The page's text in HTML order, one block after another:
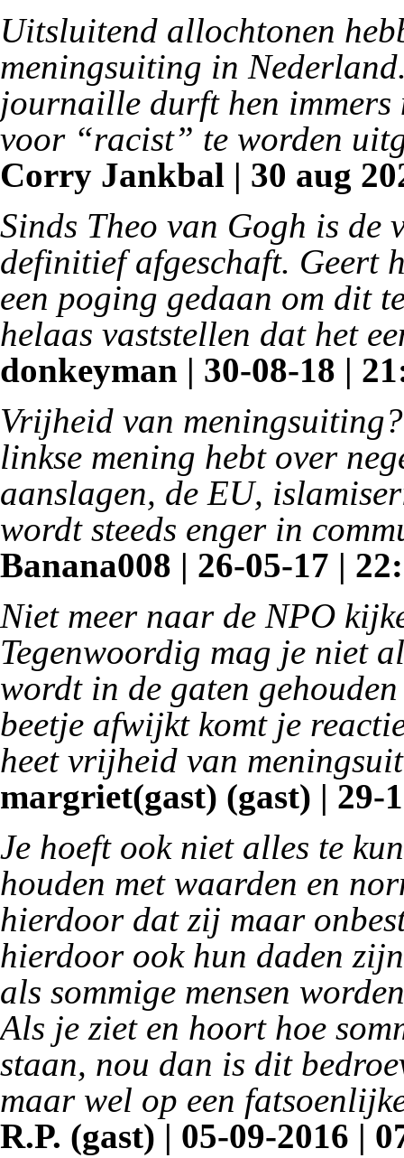
Uitsluitend allochtonen
meningsuiting in
journaille durft hen immers
voor “racist” te worden
Corry Jankbal | 30 aug
Sinds Theo van Gogh is
definitief afgeschaft. Geert
een poging gedaan om dit
helaas vaststellen dat het
donkeyman | 30-08-18 |
Vrijheid van
linkse mening hebt over
aanslagen, de EU,
wordt steeds enger in
Banana008 | 26-05-17 |
Niet meer naar de NPO
Tegenwoordig mag je niet
wordt in de gaten
beetje afwijkt komt je
heet vrijheid van
margriet(gast) (gast) | 29-
Je hoeft ook niet alles te
houden met waarden en
hierdoor dat zij maar
hierdoor ook hun daden
als sommige mensen
Als je ziet en hoort hoe
staan, nou dan is dit
maar wel op een
R.P. (gast) | 05-09-2016 |